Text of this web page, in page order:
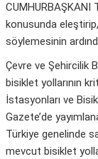
CUMHURBAŞKANI
konusunda
söylemesinin
Çevre ve Şehircilik
bisiklet yollarının
İstasyonları ve
Gazete’de
Türkiye genelinde
mevcut bisiklet